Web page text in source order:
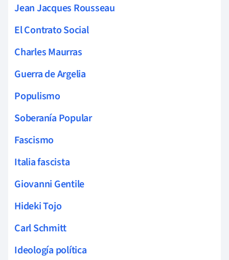
Jean Jacques Rousseau
El Contrato Social
Charles Maurras
Guerra de Argelia
Populismo
Soberanía Popular
Fascismo
Italia fascista
Giovanni Gentile
Hideki Tojo
Carl Schmitt
Ideología política